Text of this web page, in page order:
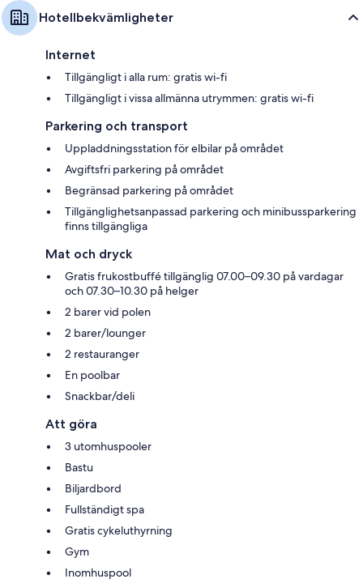
Hotellbekvämligheter
Internet
Tillgängligt i alla rum: gratis wi-fi
Tillgängligt i vissa allmänna utrymmen: gratis wi-fi
Parkering och transport
Uppladdningsstation för elbilar på området
Avgiftsfri parkering på området
Begränsad parkering på området
Tillgänglighetsanpassad parkering och minibussparkering
finns tillgängliga
Mat och dryck
Gratis frukostbuffé tillgänglig 07.00–09.30 på vardagar
och 07.30–10.30 på helger
2 barer vid polen
2 barer/lounger
2 restauranger
En poolbar
Snackbar/deli
Att göra
3 utomhuspooler
Bastu
Biljardbord
Fullständigt spa
Gratis cykeluthyrning
Gym
Inomhuspool